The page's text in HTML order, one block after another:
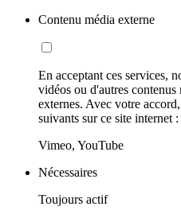
Contenu média externe
En acceptant ces services,
vidéos ou d'autres contenus
externes. Avec votre
suivants sur ce site internet :
Vimeo, YouTube
Nécessaires
Toujours actif